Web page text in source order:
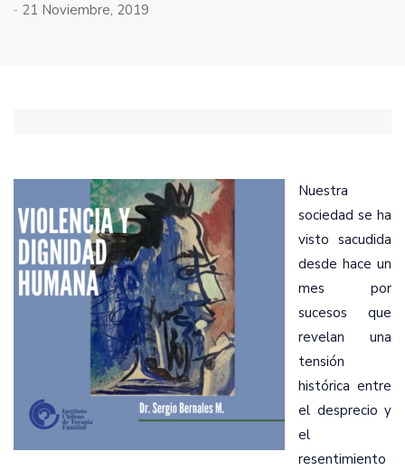
- 21 Noviembre, 2019
Nuestra
sociedad se ha
visto sacudida
desde hace un
mes por
sucesos que
revelan una
tensión
histórica entre
el desprecio y
el
resentimiento